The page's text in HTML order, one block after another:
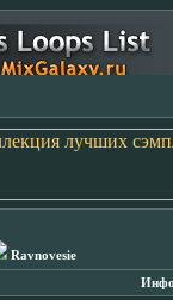
Ravnovesie